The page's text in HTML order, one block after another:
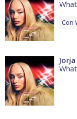
Con